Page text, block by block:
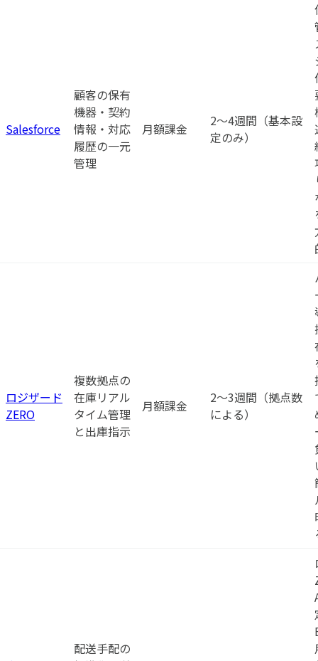
Salesforce
顧客の保有
機器・契約
情報・対応
履歴の一元
管理
月額課金
2〜4週間（基本設
定のみ）
ロジザード
ZERO
複数拠点の
在庫リアル
タイム管理
と出庫指示
月額課金
2〜3週間（拠点数
による）
配送手配の